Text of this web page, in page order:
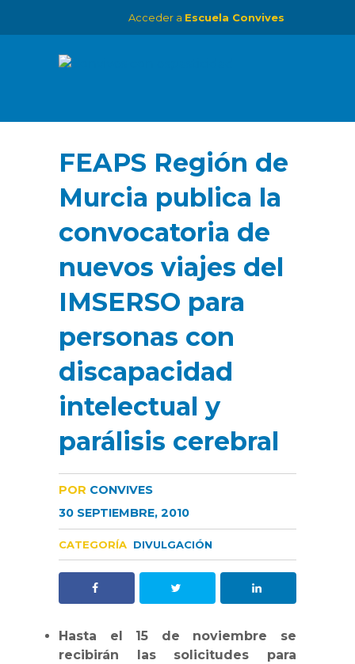
Acceder a Escuela Convives
FEAPS Región de
Murcia publica la
convocatoria de
nuevos viajes del
IMSERSO para
personas con
discapacidad
intelectual y
parálisis cerebral
POR CONVIVES
30 SEPTIEMBRE, 2010
CATEGORÍA DIVULGACIÓN
Hasta el 15 de noviembre se
recibirán las solicitudes para